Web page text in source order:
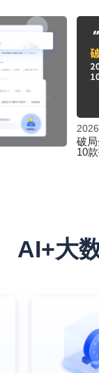
破
10
AI+大